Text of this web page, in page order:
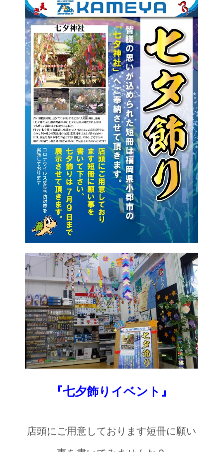
『七夕飾りイベント』
店頭にご用意しております短冊に願い